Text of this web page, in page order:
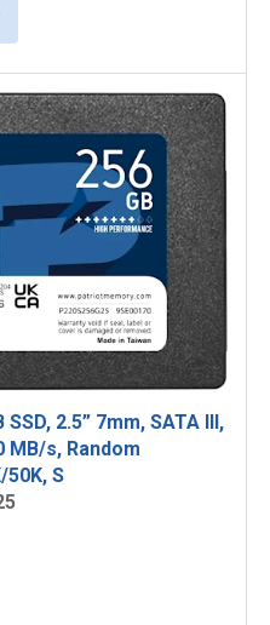
SSD, 2.5” 7mm, SATA III,
MB/s, Random
50K, S